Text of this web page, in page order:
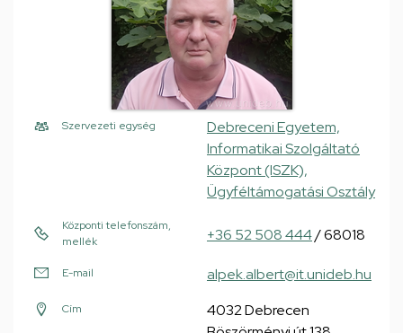
Szervezeti egység
Debreceni Egyetem,
Informatikai Szolgáltató
Központ (ISZK),
Ügyféltámogatási Osztály
Központi telefonszám,
mellék
+36 52 508 444/ 68018
E-mail alpek.albert@it.unideb.hu
Cím
4032 Debrecen